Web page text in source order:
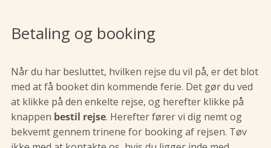
Betaling og booking
Når du har besluttet, hvilken rejse du vil på, er det blot
med at få booket din kommende ferie. Det gør du ved
at klikke på den enkelte rejse, og herefter klikke på
knappen bestil rejse. Herefter fører vi dig nemt og
bekvemt gennem trinene for booking af rejsen. Tøv